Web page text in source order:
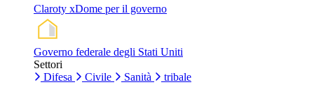
Claroty xDome per il governo
Governo federale degli Stati Uniti
Settori
Difesa
Civile Sanità tribale